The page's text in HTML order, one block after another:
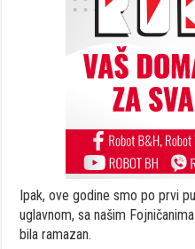
Ipak, ove godine smo po prvi
uglavnom, sa našim
bila ramazan.